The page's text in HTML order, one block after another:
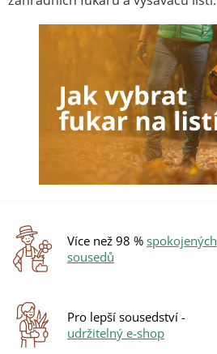
d
a
c
p
r
v
k
y
v
ý
p
Více než 98 % spokojených
sousedů
Pro lepší sousedství -
udržitelný e-shop